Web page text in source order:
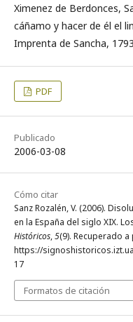
Ximenez de Berdonces,
cáñamo y hacer de él el
Imprenta de Sancha,
PDF
Publicado
2006-03-08
Cómo citar
Sanz Rozalén, V. (2006).
en la España del siglo XIX.
Históricos,5(9). Recuperado
https://
17
Formatos de citación